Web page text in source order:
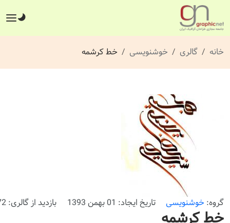
خانه گالری خوشنویسی خط کرشمه
گروه: خوشنویسی تاریخ ایجاد: 01 بهمن 1393 بازدید از گالری: 472 بار